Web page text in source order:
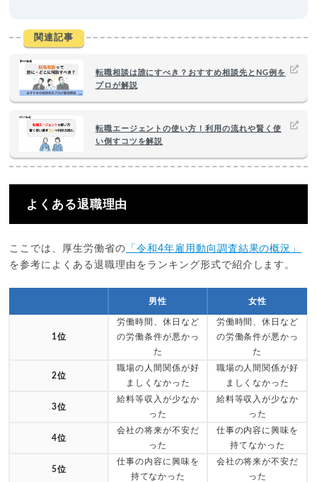
関連記事
転職相談は誰にすべき？おすすめ相談先とNG例を
プロが解説
転職エージェントの使い方！利用の流れや賢く使
い倒すコツを解説
よくある退職理由
ここでは、厚生労働省の 「令和4年雇用動向調査結果の概況」
を参考によくある退職理由をランキング形式で紹介します。
男性 女性
1位
労働時間、休日など
の労働条件が悪かっ
た
労働時間、休日など
の労働条件が悪かっ
た
2位
職場の人間関係が好
ましくなかった
職場の人間関係が好
ましくなかった
3位
給料等収入が少なか
った
給料等収入が少なか
った
4位
会社の将来が不安だ
った
仕事の内容に興味を
持てなかった
5位
仕事の内容に興味を
持てなかった
会社の将来が不安だ
った